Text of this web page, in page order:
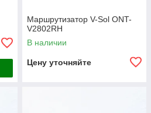
Маршрутизатор V-Sol ONT-
V2802RH
В наличии
Цену уточняйте